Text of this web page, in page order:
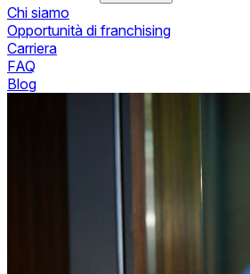
Chi siamo
Opportunità di franchising
Carriera
FAQ
Blog